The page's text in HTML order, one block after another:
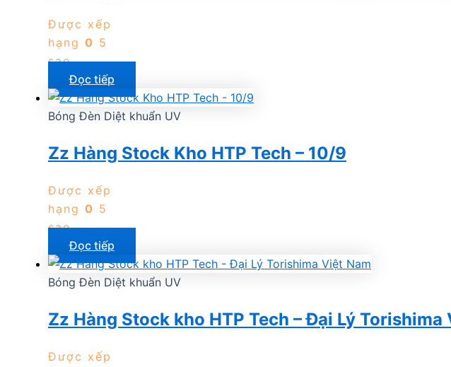
Được xếp
hạng 0 5
sao
Đọc tiếp
Bóng Đèn Diệt khuẩn UV
Zz Hàng Stock Kho HTP Tech – 10/9
Được xếp
hạng 0 5
sao
Đọc tiếp
Bóng Đèn Diệt khuẩn UV
Zz Hàng Stock kho HTP Tech – Đại Lý Torishima
Được xếp